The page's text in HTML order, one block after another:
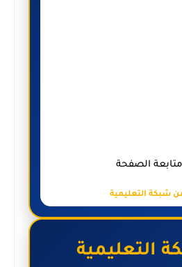
الصفحة
شبكة التعليمية
التعليمية